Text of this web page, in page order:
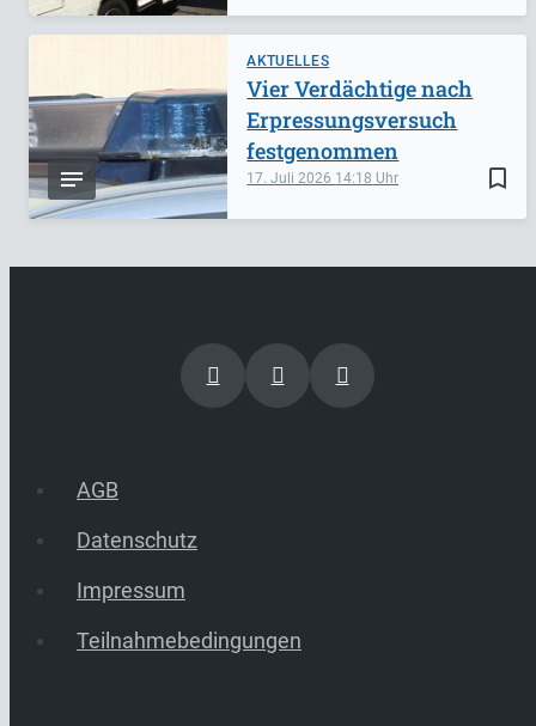
AKTUELLES
bookmark_border
17. Juli 2026 14:18
Vier Verdächtige nach
Erpressungsversuch
festgenommen
AGB
Datenschutz
Impressum
Teilnahmebedingungen